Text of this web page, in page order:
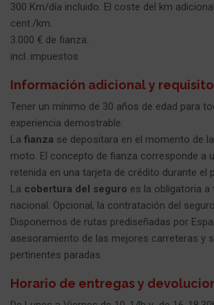
300 Km/día incluido. El coste del km
cent./km.
3.000 € de fianza.
incl. impuestos
Información adicional y
Tener un mínimo de 30 años de edad para
experiencia demostrable.
La fianza se depositara en el momento de
moto. El concepto de fianza corresponde a
retenida en una tarjeta de crédito durante el
La cobertura del seguro es la obligatoria a
nacional. Opcional, la contratación del
Disponemos de rutas prediseñadas por
asesoramiento de las mejores carreteras y
pertinentes paradas.
Horario de entregas y